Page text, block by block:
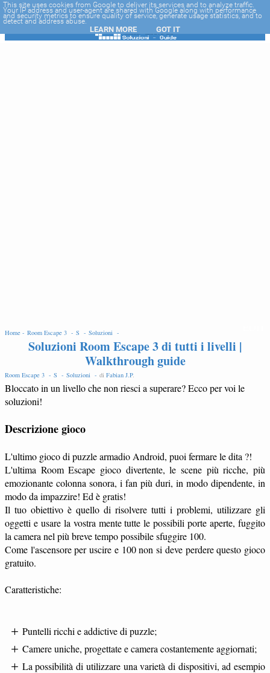
-->
Home - Room Escape 3 - S - Soluzioni -
Soluzioni Room Escape 3 di tutti i livelli |
Walkthrough guide
Room Escape 3 - S - Soluzioni - di Fabian J.P.
Bloccato in un livello che non riesci a superare? Ecco per voi le
soluzioni!
Descrizione gioco
L'ultimo gioco di puzzle armadio Android, puoi fermare le dita ?!
L'ultima Room Escape gioco divertente, le scene più ricche, più
emozionante colonna sonora, i fan più duri, in modo dipendente, in
modo da impazzire! Ed è gratis!
Il tuo obiettivo è quello di risolvere tutti i problemi, utilizzare gli
oggetti e usare la vostra mente tutte le possibili porte aperte, fuggito
la camera nel più breve tempo possibile sfuggire 100.
Come l'ascensore per uscire e 100 non si deve perdere questo gioco
gratuito.
Caratteristiche:
Puntelli ricchi e addictive di puzzle;
Camere uniche, progettate e camera costantemente aggiornati;
La possibilità di utilizzare una varietà di dispositivi, ad esempio
This site uses cookies from Google to deliver its services and to analyze traffic.
Your IP address and user-agent are shared with Google along with performance
and security metrics to ensure quality of service, generate usage statistics, and to
detect and address abuse.
LEARN MORE GOT IT